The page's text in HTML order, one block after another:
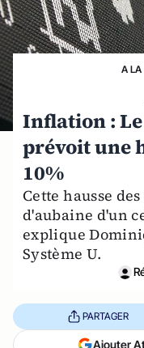
A LA
Inflation : Le
prévoit une
10%
Cette hausse
d'aubaine d'un
explique
Système U.
PARTAGER
Ajouter